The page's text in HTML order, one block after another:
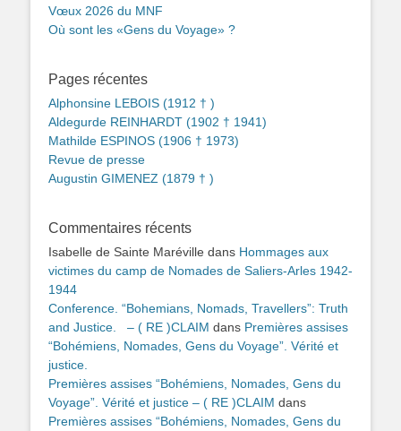
Vœux 2026 du MNF
Où sont les «Gens du Voyage» ?
Pages récentes
Alphonsine LEBOIS (1912 † )
Aldegurde REINHARDT (1902 † 1941)
Mathilde ESPINOS (1906 † 1973)
Revue de presse
Augustin GIMENEZ (1879 † )
Commentaires récents
Isabelle de Sainte Maréville dans Hommages aux
victimes du camp de Nomades de Saliers-Arles 1942-
1944
Conference. “Bohemians, Nomads, Travellers”: Truth
and Justice. – ( RE )CLAIM dans Premières assises
“Bohémiens, Nomades, Gens du Voyage”. Vérité et
justice.
Premières assises “Bohémiens, Nomades, Gens du
Voyage”. Vérité et justice – ( RE )CLAIM dans
Premières assises “Bohémiens, Nomades, Gens du